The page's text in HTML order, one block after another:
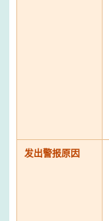
发出警报原因